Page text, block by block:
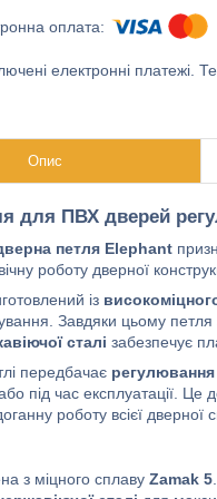
електронні
Опис
для ПВХ дверей
петля Elephant
роботу дверної
із
Завдяки цьому петля
сталі забезпечує
передбачає
під час експлуатації.
роботу всієї дверної
з міцного сплаву Zamak 5